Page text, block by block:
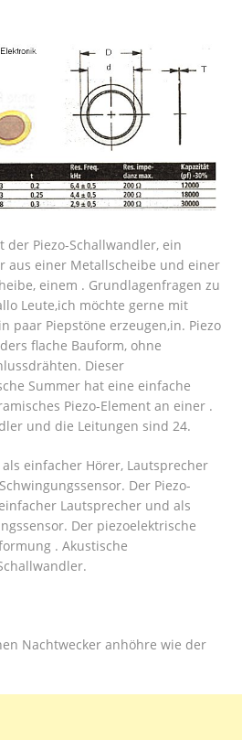
der Piezo-Schallwandler, ein
aus einer Metallscheibe und einer
einem . Grundlagenfragen zu
Leute,ich möchte gerne mit
paar Piepstöne erzeugen,in. Piezo
flache Bauform, ohne
Dieser
Summer hat eine einfache
Piezo-Element an einer .
und die Leitungen sind 24.
einfacher Hörer, Lautsprecher
Der Piezo-
Lautsprecher und als
Der piezoelektrische
. Akustische
Nachtwecker anhöhre wie der